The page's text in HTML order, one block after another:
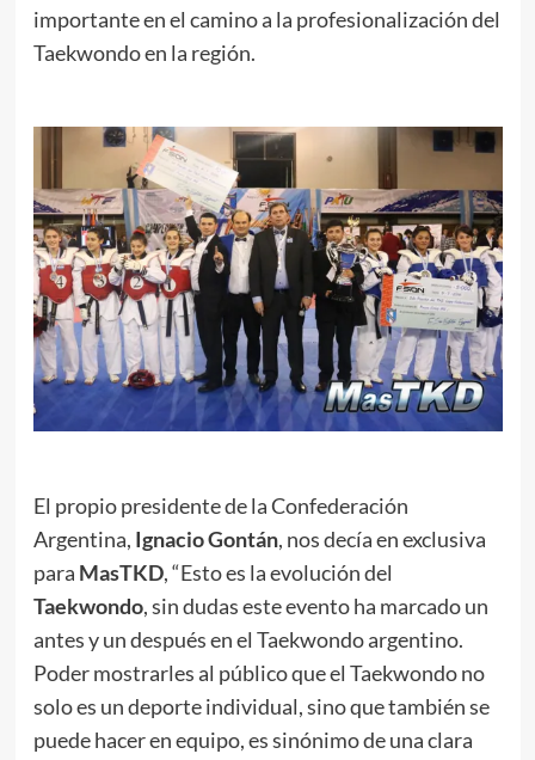
importante en el camino a la profesionalización del
Taekwondo en la región.
El propio presidente de la Confederación
Argentina, Ignacio Gontán, nos decía en exclusiva
para MasTKD, “Esto es la evolución del
Taekwondo, sin dudas este evento ha marcado un
antes y un después en el Taekwondo argentino.
Poder mostrarles al público que el Taekwondo no
solo es un deporte individual, sino que también se
puede hacer en equipo, es sinónimo de una clara